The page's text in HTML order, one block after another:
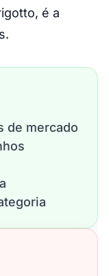
é a
de mercado